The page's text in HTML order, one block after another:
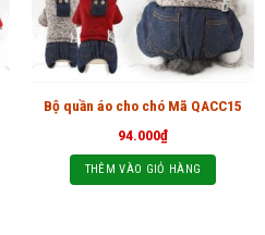
Bộ quần áo cho chó Mã QACC15
94.000₫
THÊM VÀO GIỎ HÀNG